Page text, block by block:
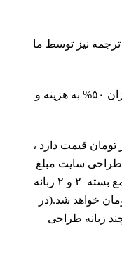
نیز توسط ما
هزینه و قیمت هر زبان اضافه به میزان ۵۰% به هزینه و
بسته ۲ ما که ۲,۰۵۰ هزار تومان قیمت دارد ،
طراحی سایت مبلغ
۱,۰۲۵ هزار تومان به آن اضافه و جمع بسته ۲ و ۲ زبانه
ما ۳,۰۷۵ هزار تومان خواهد شد.(در
۳ بصورت چند زبانه طراحی